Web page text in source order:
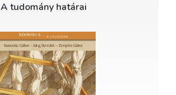
A tudomány határai